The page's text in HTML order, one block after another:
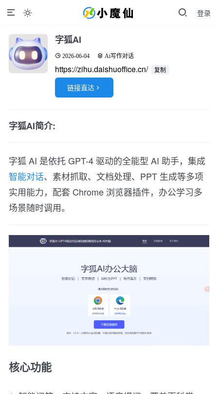
登录

字狐AI
2026-06-04 Ai写作对话
https://zihu.daishuoffice.cn/ 复制
链接直达 
字狐AI简介:
字狐 AI 是依托 GPT-4 驱动的全能型 AI 助手，集成
智能对话、素材抓取、文档处理、PPT 生成等多项
实用能力，配套 Chrome 浏览器插件，办公学习多
场景随时调用。
核心功能